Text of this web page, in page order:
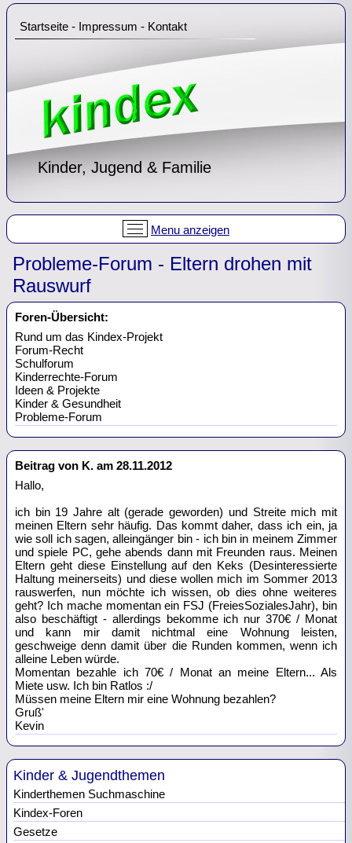
Kinder, Jugend & Familie
Menu anzeigen
Probleme-Forum - Eltern drohen mit
Rauswurf
Foren-Übersicht:
Rund um das Kindex-Projekt
Forum-Recht
Schulforum
Kinderrechte-Forum
Ideen & Projekte
Kinder & Gesundheit
Probleme-Forum
Beitrag von K. am 28.11.2012
Hallo,
ich bin 19 Jahre alt (gerade geworden) und Streite mich mit
meinen Eltern sehr häufig. Das kommt daher, dass ich ein, ja
wie soll ich sagen, alleingänger bin - ich bin in meinem Zimmer
und spiele PC, gehe abends dann mit Freunden raus. Meinen
Eltern geht diese Einstellung auf den Keks (Desinteressierte
Haltung meinerseits) und diese wollen mich im Sommer 2013
rauswerfen, nun möchte ich wissen, ob dies ohne weiteres
geht? Ich mache momentan ein FSJ (FreiesSozialesJahr), bin
also beschäftigt - allerdings bekomme ich nur 370€ / Monat
und kann mir damit nichtmal eine Wohnung leisten,
geschweige denn damit über die Runden kommen, wenn ich
alleine Leben würde.
Momentan bezahle ich 70€ / Monat an meine Eltern... Als
Miete usw. Ich bin Ratlos :/
Müssen meine Eltern mir eine Wohnung bezahlen?
Gruß'
Kevin
Startseite - Impressum - Kontakt
Kinder & Jugendthemen
Kinderthemen Suchmaschine
Kindex-Foren
Gesetze